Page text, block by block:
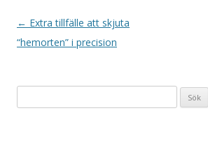
I
n
← Extra tillfälle att skjuta
“hemorten” i precision
efter: